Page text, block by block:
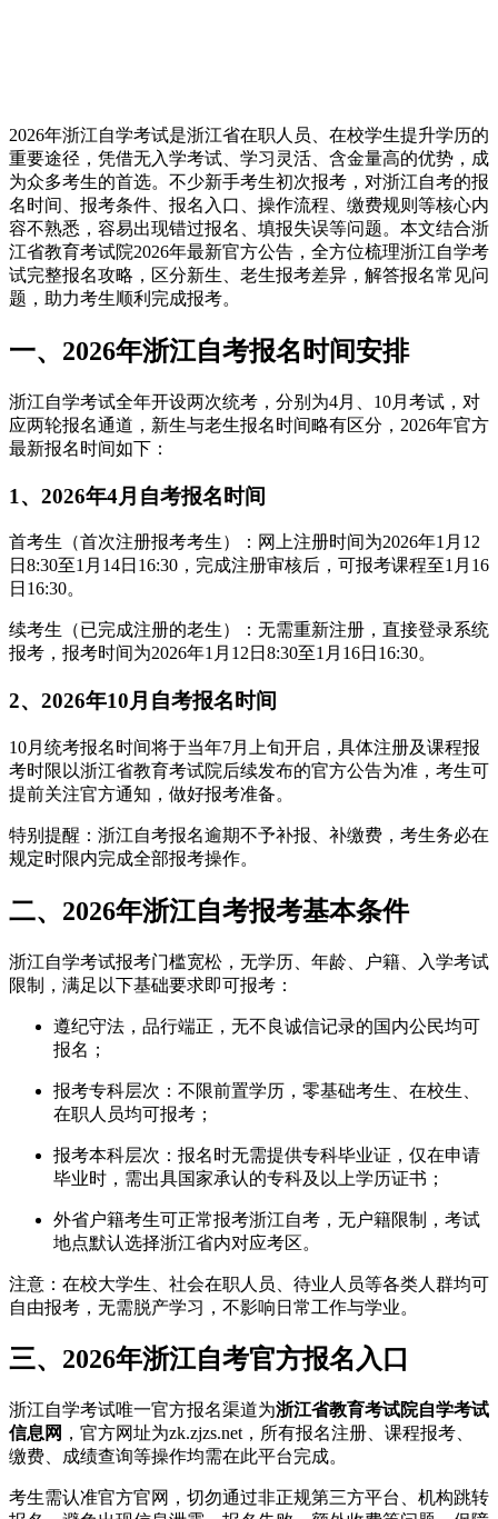
2026年浙江自学考试是浙江省在职人员、在校学生提升学历的
重要途径，凭借无入学考试、学习灵活、含金量高的优势，成
为众多考生的首选。不少新手考生初次报考，对浙江自考的报
名时间、报考条件、报名入口、操作流程、缴费规则等核心内
容不熟悉，容易出现错过报名、填报失误等问题。本文结合浙
江省教育考试院2026年最新官方公告，全方位梳理浙江自学考
试完整报名攻略，区分新生、老生报考差异，解答报名常见问
题，助力考生顺利完成报考。
一、2026年浙江自考报名时间安排
浙江自学考试全年开设两次统考，分别为4月、10月考试，对
应两轮报名通道，新生与老生报名时间略有区分，2026年官方
最新报名时间如下：
1、2026年4月自考报名时间
首考生（首次注册报考考生）：网上注册时间为2026年1月12
日8:30至1月14日16:30，完成注册审核后，可报考课程至1月16
日16:30。
续考生（已完成注册的老生）：无需重新注册，直接登录系统
报考，报考时间为2026年1月12日8:30至1月16日16:30。
2、2026年10月自考报名时间
10月统考报名时间将于当年7月上旬开启，具体注册及课程报
考时限以浙江省教育考试院后续发布的官方公告为准，考生可
提前关注官方通知，做好报考准备。
特别提醒：浙江自考报名逾期不予补报、补缴费，考生务必在
规定时限内完成全部报考操作。
二、2026年浙江自考报考基本条件
浙江自学考试报考门槛宽松，无学历、年龄、户籍、入学考试
限制，满足以下基础要求即可报考：
遵纪守法，品行端正，无不良诚信记录的国内公民均可
报名；
报考专科层次：不限前置学历，零基础考生、在校生、
在职人员均可报考；
报考本科层次：报名时无需提供专科毕业证，仅在申请
毕业时，需出具国家承认的专科及以上学历证书；
外省户籍考生可正常报考浙江自考，无户籍限制，考试
地点默认选择浙江省内对应考区。
注意：在校大学生、社会在职人员、待业人员等各类人群均可
自由报考，无需脱产学习，不影响日常工作与学业。
三、2026年浙江自考官方报名入口
浙江自学考试唯一官方报名渠道为浙江省教育考试院自学考试
信息网 ，官方网址为zk.zjzs.net，所有报名注册、课程报考、
缴费、成绩查询等操作均需在此平台完成。
考生需认准官方官网，切勿通过非正规第三方平台、机构跳转